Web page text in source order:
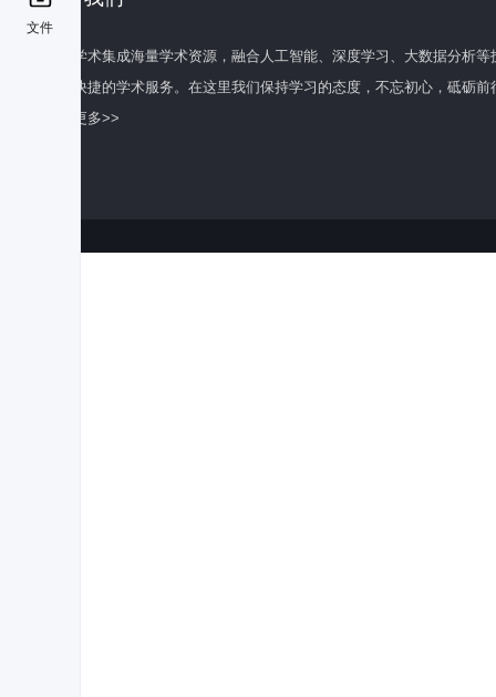
文件
百度学术集成海量学术资源，融合人工智能、深度学习、大数据分析
全面快捷的学术服务。在这里我们保持学习的态度，不忘初心，砥砺前
了解更多>>